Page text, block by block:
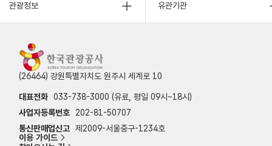
관광정보 유관기관
(26464) 강원특별자치도 원주시 세계로 10
대표전화 033-738-3000 (유료, 평일 09시~18시)
사업자등록번호
202-81-50707
통신판매업신고 제2009-서울중구-1234호
이용 가이드